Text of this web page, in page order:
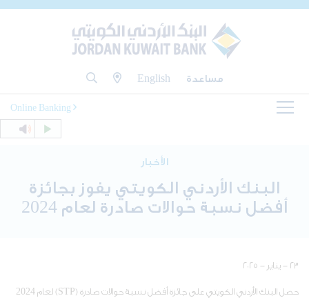
مساعدة English
Online Banking
الأخبار
البنك الأردني الكويتي يفوز بجائزة
أفضل نسبة حوالات صادرة لعام 2024
٢٣ - يناير - ٢٠٢٥
حصل البنك الأردني الكويتي على جائزة أفضل نسبة حوالات صادرة (STP) لعام 2024